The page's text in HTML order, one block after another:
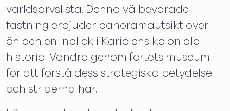
världsarvslista. Denna välbevarade
fästning erbjuder panoramautsikt över
ön och en inblick i Karibiens koloniala
historia. Vandra genom fortets museum
för att förstå dess strategiska betydelse
och striderna här.